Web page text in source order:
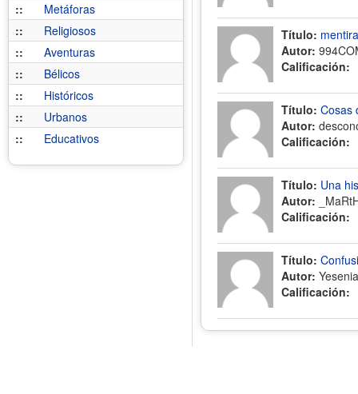
::
Metáforas
::
Religiosos
::
Aventuras
::
Bélicos
::
Históricos
::
Urbanos
::
Educativos
Título:
Autor:
Calificación:
Título: Cosas
Autor:
Calificación:
Título: Una
Autor:
Calificación:
Título:
Autor:
Calificación: